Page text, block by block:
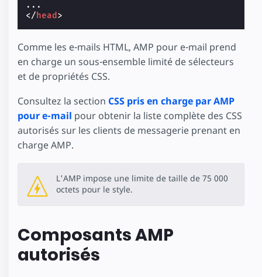
</ head >
Comme les e-mails HTML, AMP pour e-mail prend
en charge un sous-ensemble limité de sélecteurs
et de propriétés CSS.
Consultez la section CSS pris en charge par AMP
pour e-mail pour obtenir la liste complète des CSS
autorisés sur les clients de messagerie prenant en
charge AMP.
L'AMP impose une limite de taille de 75 000
octets pour le style.
Composants AMP
autorisés